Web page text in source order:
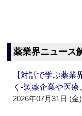
薬業界ニュース
【対話で学ぶ薬
く‐製薬企業や医
2026年07月31日 (金)